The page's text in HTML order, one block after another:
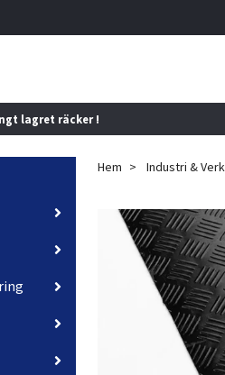
lagret räcker !
Hem Industri &